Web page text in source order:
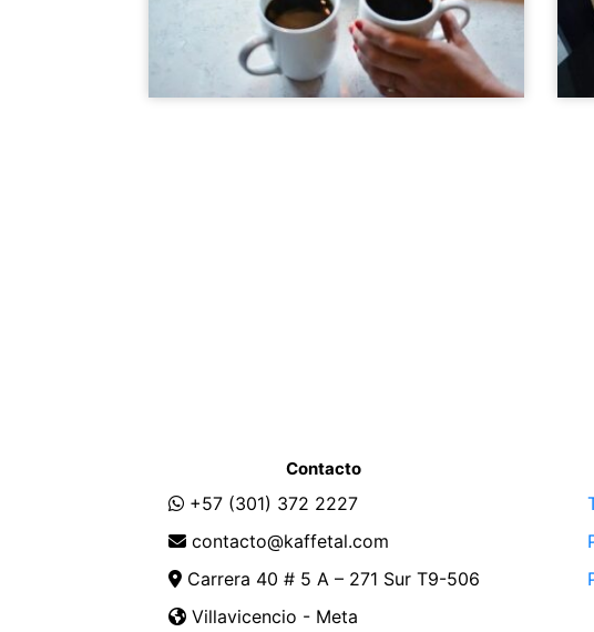
Contacto
+57 (301) 372 2227
contacto@kaffetal.com
Carrera 40 # 5 A – 271 Sur T9-506
Villavicencio - Meta